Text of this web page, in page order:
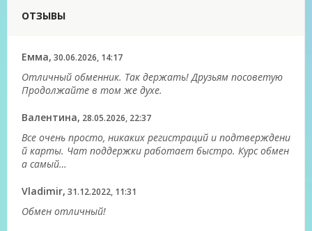
ОТЗЫВЫ
Емма, 30.06.2026, 14:17
Отличный обменник. Так держать! Друзьям посоветую
Продолжайте в том же духе.
Валентина, 28.05.2026, 22:37
Все очень просто, никаких регистраций и подтверждени
й карты. Чат поддержки работает быстро. Курс обмен
а самый…
Vladimir, 31.12.2022, 11:31
Обмен отличный!